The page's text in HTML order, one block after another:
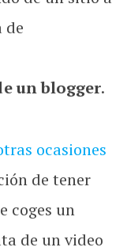
de
un blogger.
ocasiones
de tener
coges un
de un video